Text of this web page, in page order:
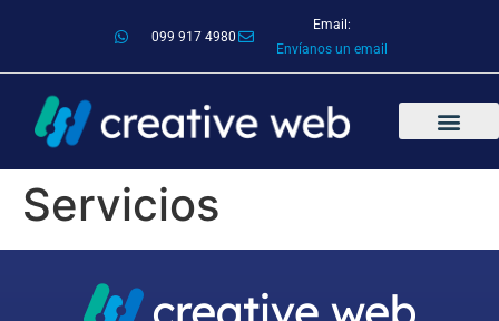
099 917 4980
Email:
Envíanos un email
Servicios